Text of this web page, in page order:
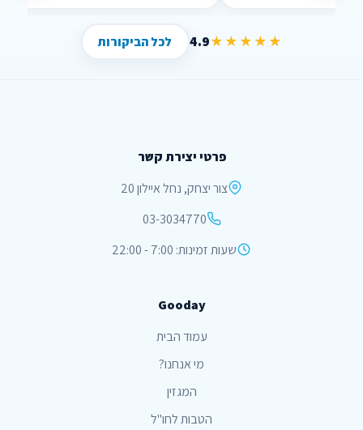
★★★★★
4.9 לכל הביקורות
פרטי יצירת קשר
צור יצחק, נחל איילון 20
03-3034770
שעות זמינות: 7:00 - 22:00
Gooday
עמוד הבית
מי אנחנו?
המגזין
הטבות לחו"ל